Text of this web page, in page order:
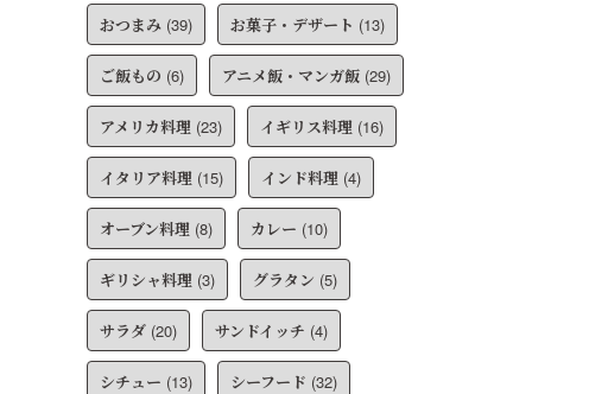
おつまみ (39) お菓子・デザート (13)
ご飯もの (6) アニメ飯・マンガ飯 (29)
アメリカ料理 (23) イギリス料理 (16)
イタリア料理 (15) インド料理 (4)
オーブン料理 (8) カレー (10)
ギリシャ料理 (3) グラタン (5)
サラダ (20) サンドイッチ (4)
シチュー (13) シーフード (32)